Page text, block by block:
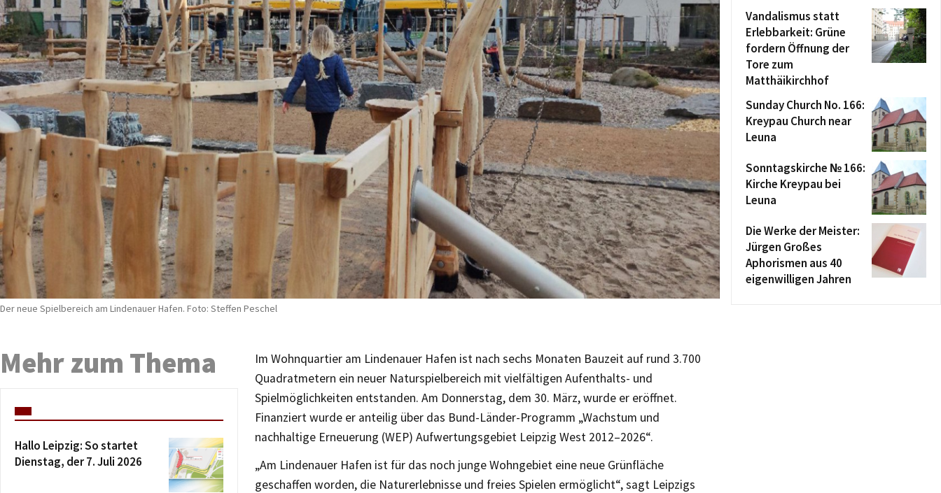
Der neue Spielbereich am Lindenauer Hafen. Foto: Steffen Peschel
Im Wohnquartier am Lindenauer Hafen ist nach sechs Monaten Bauzeit auf rund 3.700
Quadratmetern ein neuer Naturspielbereich mit vielfältigen Aufenthalts- und
Spielmöglichkeiten entstanden. Am Donnerstag, dem 30. März, wurde er eröffnet.
Finanziert wurde er anteilig über das Bund-Länder-Programm „Wachstum und
nachhaltige Erneuerung (WEP) Aufwertungsgebiet Leipzig West 2012–2026“.
„Am Lindenauer Hafen ist für das noch junge Wohngebiet eine neue Grünfläche
geschaffen worden, die Naturerlebnisse und freies Spielen ermöglicht“, sagt Leipzigs
Mehr zum Thema
Hallo Leipzig: So startet
Dienstag, der 7. Juli 2026
Vandalismus statt
Erlebbarkeit: Grüne
fordern Öffnung der
Tore zum
Matthäikirchhof
Sunday Church No. 166:
Kreypau Church near
Leuna
Sonntagskirche № 166:
Kirche Kreypau bei
Leuna
Die Werke der Meister:
Jürgen Großes
Aphorismen aus 40
eigenwilligen Jahren